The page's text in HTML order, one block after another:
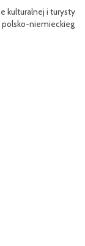
zwykłym
do zwiedzenia, jak i
w rozwój